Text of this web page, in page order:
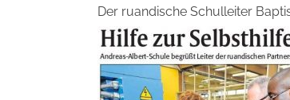
Der ruandische Schulleiter